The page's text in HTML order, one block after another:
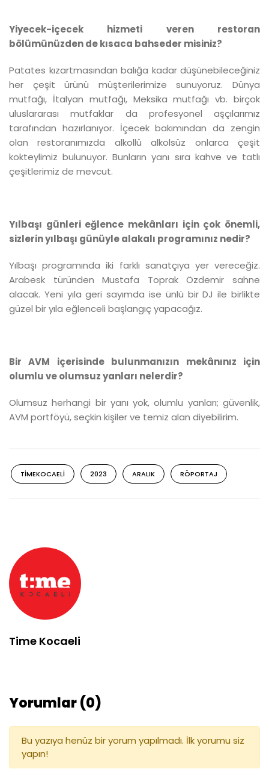
Yiyecek-içecek hizmeti veren restoran
bölümünüzden de kısaca bahseder misiniz?
Patates kızartmasından balığa kadar düşünebileceğiniz
her çeşit ürünü müşterilerimize sunuyoruz. Dünya
mutfağı, İtalyan mutfağı, Meksika mutfağı vb. birçok
uluslararası mutfaklar da profesyonel aşçılarımız
tarafından hazırlanıyor. İçecek bakımından da zengin
olan restoranımızda alkollü alkolsüz onlarca çeşit
kokteylimiz bulunuyor. Bunların yanı sıra kahve ve tatlı
çeşitlerimiz de mevcut.
Yılbaşı günleri eğlence mekânları için çok önemli,
sizlerin yılbaşı günüyle alakalı programınız nedir?
Yılbaşı programında iki farklı sanatçıya yer vereceğiz.
Arabesk türünden Mustafa Toprak Özdemir sahne
alacak. Yeni yıla geri sayımda ise ünlü bir DJ ile birlikte
güzel bir yıla eğlenceli başlangıç yapacağız.
Bir AVM içerisinde bulunmanızın mekânınız için
olumlu ve olumsuz yanları nelerdir?
Olumsuz herhangi bir yanı yok, olumlu yanları; güvenlik,
AVM portföyü, seçkin kişiler ve temiz alan diyebilirim.
TIMEKOCAELI 2023 ARALIK RÖPORTAJ
Time Kocaeli
Yorumlar (0)
Bu yazıya henüz bir yorum yapılmadı. İlk yorumu siz
yapın!